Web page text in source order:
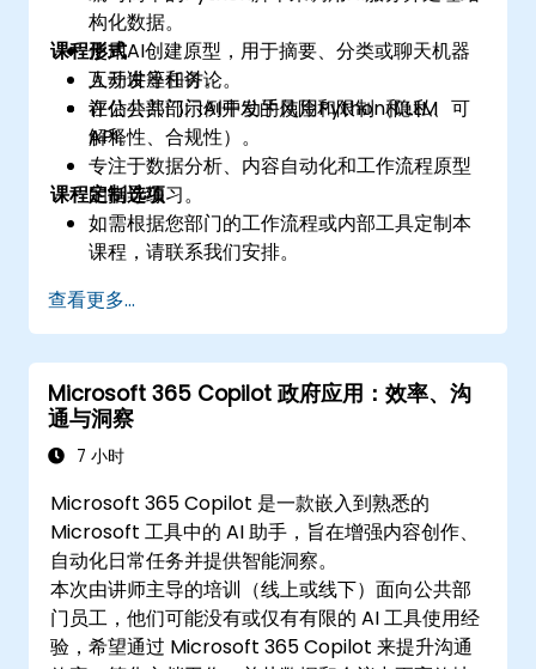
构化数据。
使用AI创建原型，用于摘要、分类或聊天机器
人开发等任务。
评估公共部门AI开发的风险和限制（隐私、可
解释性、合规性）。
课程形式
互动讲座和讨论。
在公共部门示例中动手使用Python和LLM
API。
专注于数据分析、内容自动化和工作流程原型
的指导练习。
课程定制选项
如需根据您部门的工作流程或内部工具定制本
课程，请联系我们安排。
查看更多...
Microsoft 365 Copilot 政府应用：效率、沟
通与洞察
7 小时
Microsoft 365 Copilot 是一款嵌入到熟悉的
Microsoft 工具中的 AI 助手，旨在增强内容创作、
自动化日常任务并提供智能洞察。
本次由讲师主导的培训（线上或线下）面向公共部
门员工，他们可能没有或仅有有限的 AI 工具使用经
验，希望通过 Microsoft 365 Copilot 来提升沟通